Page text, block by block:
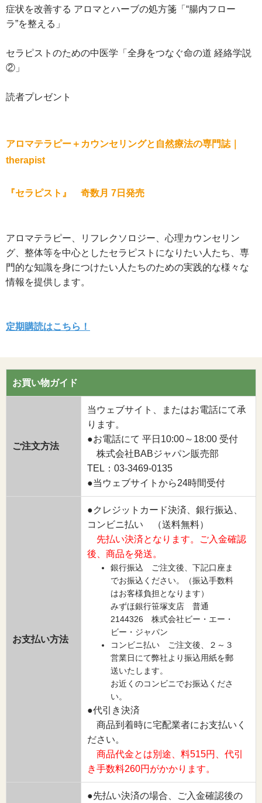
症状を改善する アロマとハーブの処方箋「“腸内フロー
ラ”を整える」
セラピストのための中医学「全身をつなぐ命の道 経絡学説
②」
読者プレゼント
アロマテラピー＋カウンセリングと自然療法の専門誌｜
therapist
『セラピスト』 奇数月 7日発売
アロマテラピー、リフレクソロジー、心理カウンセリン
グ、整体等を中心としたセラピストになりたい人たち、専
門的な知識を身につけたい人たちのための実践的な様々な
情報を提供します。
定期購読はこちら！
お買い物ガイド
ご注文方法
当ウェブサイト、またはお電話にて承
ります。
●お電話にて 平日10:00～18:00 受付
株式会社BABジャパン販売部
TEL：03-3469-0135
●当ウェブサイトから24時間受付
お支払い方法
●クレジットカード決済、銀行振込、
コンビニ払い （送料無料）
先払い決済となります。ご入金確認
後、商品を発送。
銀行振込 ご注文後、下記口座ま
でお振込ください。（振込手数料
はお客様負担となります）
みずほ銀行笹塚支店 普通
2144326 株式会社ビー・エー・
ビー・ジャパン
コンビニ払い ご注文後、２～３
営業日にて弊社より振込用紙を郵
送いたします。
お近くのコンビニでお振込くださ
い。
●代引き決済
商品到着時に宅配業者にお支払いく
ださい。
商品代金とは別途、料515円、代引
き手数料260円がかかります。
●先払い決済の場合、ご入金確認後の